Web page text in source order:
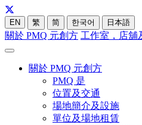
EN 繁 简 한국어 日本語
關於 PMQ 元創方 工作室，店舖
關於 PMQ 元創方
PMQ 是
位置及交通
場地簡介及設施
單位及場地租賃